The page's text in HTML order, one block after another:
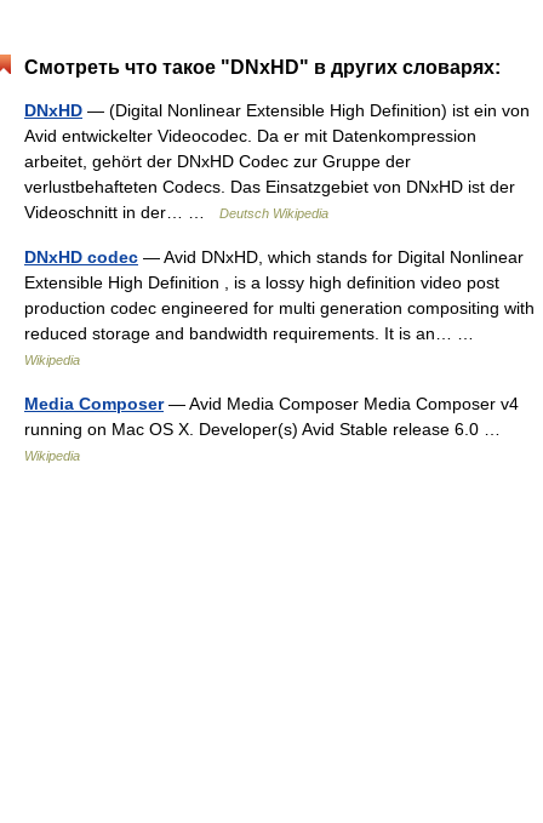
Смотреть что такое "DNxHD" в других словарях:
DNxHD — (Digital Nonlinear Extensible High Definition) ist ein von
Avid entwickelter Videocodec. Da er mit Datenkompression
arbeitet, gehört der DNxHD Codec zur Gruppe der
verlustbehafteten Codecs. Das Einsatzgebiet von DNxHD ist der
Videoschnitt in der… …
Deutsch Wikipedia
DNxHD codec — Avid DNxHD, which stands for Digital Nonlinear
Extensible High Definition , is a lossy high definition video post
production codec engineered for multi generation compositing with
reduced storage and bandwidth requirements. It is an… …
Wikipedia
Media Composer— Avid Media Composer Media Composer v4
running on Mac OS X. Developer(s) Avid Stable release 6.0 …
Wikipedia